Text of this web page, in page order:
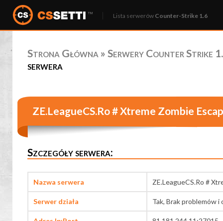
Lista serwerów Counter-Strike 1.6
Strona Główna » Serwery Counter Strike
serwera
ZE.LeagueCS.Ro # Xtreme Zombie
Szczegóły serwera:
Nazwa serwera ZE.LeagueCS.Ro #
Serwer działa Tak, Brak problemów i